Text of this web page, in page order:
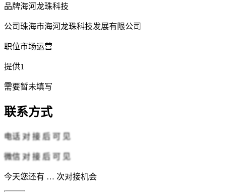
品牌海河龙珠科技
公司珠海市海河龙珠科技发展有限公司
职位市场运营
提供1
需要暂未填写
联系方式
电话 对 接 后 可 见
微信 对 接 后 可 见
今天您还有 … 次对接机会